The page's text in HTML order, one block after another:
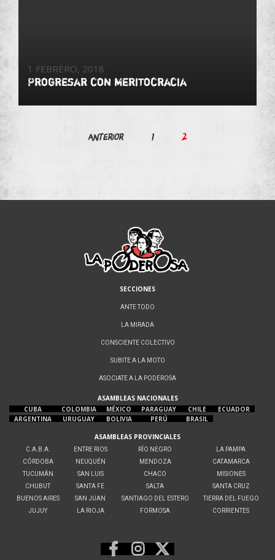
1 FEBRERO, 2018
Progresar con meritocracia
PaginaciónAnterior 1 2
SECCIONES
ANTE TODO
LA MIRADA
CONSCIENTE COLECTIVO
SUBITE A LA MOTO
ASOCIATE A LA PODEROSA
ASAMBLEAS NACIONALES
CUBA
ARGENTINA
COLOMBIA
URUGUAY
MÉXICO
BOLIVIA
PARAGUAY
PERÚ
CHILE
BRASIL
ECUADOR
ASAMBLEAS PROVINCIALES
C.A.B.A.
CÓRDOBA
TUCUMÁN
CHUBUT
BUENOS AIRES
JUJUY
ENTRE RIOS
NEUQUÉN
SAN LUIS
SANTA FE
SAN JUAN
LA RIOJA
RÍO NEGRO
MENDOZA
CHACO
SALTA
SANTIAGO DEL ESTERO
FORMOSA
LA PAMPA
CATAMARCA
MISIONES
SANTA CRUZ
TIERRA DEL FUEGO
CORRIENTES